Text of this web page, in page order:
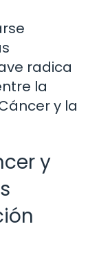
radica
la
y la
y